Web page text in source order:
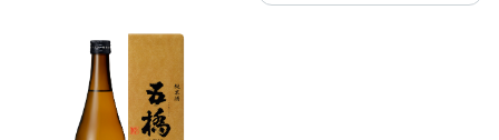
で、昔ながらの道具で手造りにこだわっ
て仕込んでいます。
作った外はカリカリ、中はしっとりとした